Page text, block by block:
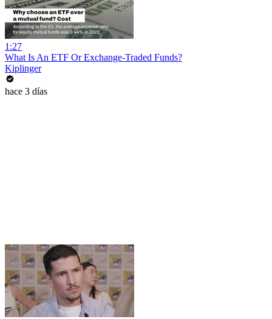
1:27
What Is An ETF Or Exchange-Traded Funds?
Kiplinger
hace 3 días